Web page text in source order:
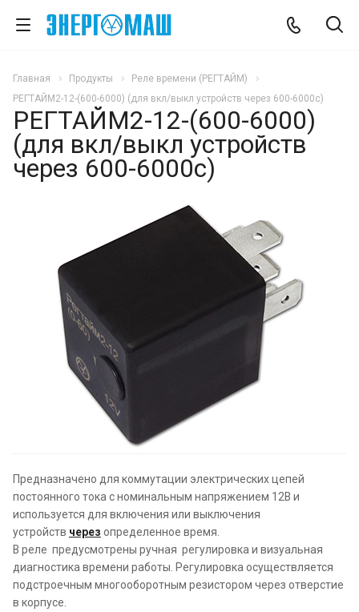
Главная Продукты
Реле времени (РЕГТАЙМ)
РЕГТАЙМ2-12-(600-6000) (для вкл/выкл устройств через 600-6000с)
РЕГТАЙМ2-12-(600-6000)
(для вкл/выкл устройств
через 600-6000с)
Предназначено для коммутации электрических цепей
постоянного тока с номинальным напряжением 12В и
используется для включения или выключения
устройств через определенное время.
В реле предусмотрены ручная регулировка и визуальная
диагностика времени работы. Регулировка осуществляется
подстроечным многооборотным резистором через отверстие
в корпусе.